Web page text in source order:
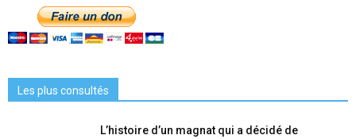
Les plus consultés
L’histoire d’un magnat qui a décidé de